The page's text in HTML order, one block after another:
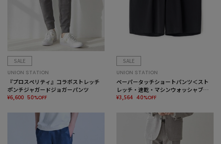
SALE
UNION STATION
『プロスペリティ』コラボストレッチ
ポンチジャガードジョガーパンツ
¥6,600 50%OFF
SALE
UNION STATION
ペーパータッチショートパンツ＜スト
レッチ・速乾・マシンウォッシャブ
ル・イージーケア・接触冷感＞
¥3,564 40%OFF